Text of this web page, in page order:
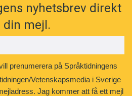
nyhetsbrev direkt
din mejl.
prenumerera på Språktidningens
Vetenskapsmedia i Sverige
Jag kommer att få ett mejl